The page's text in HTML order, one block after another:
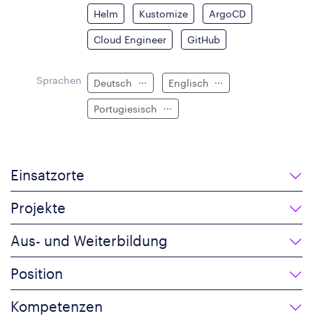
Helm Kustomize ArgoCD
Cloud Engineer GitHub
Sprachen Deutsch Englisch
Portugiesisch
Einsatzorte
Projekte
Aus- und Weiterbildung
Position
Kompetenzen